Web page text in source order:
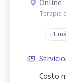
Online
Terapia
+1
Costo